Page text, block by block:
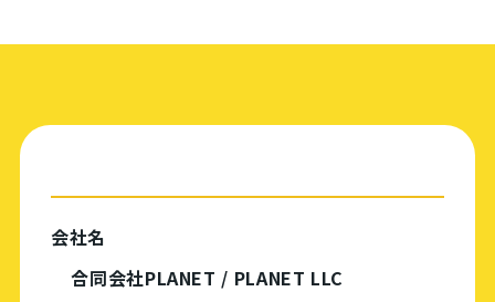
会社名
合同会社PLANET / PLANET LLC